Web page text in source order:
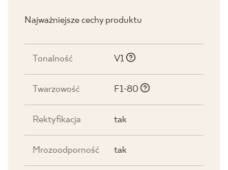
Najważniejsze cechy produktu
Tonalność V1
Twarzowość F1-80
Rektyfikacja tak
Mrozoodporność tak